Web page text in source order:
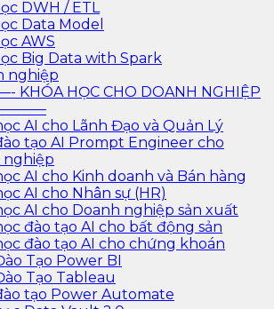
DWH / ETL
Data Model
AWS
Big Data with Spark
nghiệp
HỌC CHO DOANH NGHIỆP
AI cho Lãnh Đạo và Quản Lý
tạo AI Prompt Engineer cho
nghiệp
AI cho Kinh doanh và Bán hàng
AI cho Nhân sự (HR)
AI cho Doanh nghiệp sản xuất
đào tạo AI cho bất động sản
đào tạo AI cho chứng khoán
Tạo Power BI
Tạo Tableau
tạo Power Automate